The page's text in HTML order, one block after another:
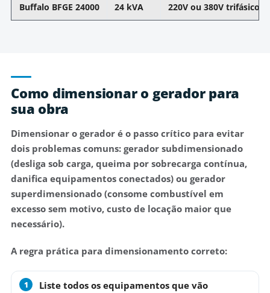
Buffalo BFGE 24000 24 kVA 220V ou 380V trifásico
Como dimensionar o gerador para
sua obra
Dimensionar o gerador é o passo crítico para evitar
dois problemas comuns: gerador subdimensionado
(desliga sob carga, queima por sobrecarga contínua,
danifica equipamentos conectados) ou gerador
superdimensionado (consome combustível em
excesso sem motivo, custo de locação maior que
necessário).
A regra prática para dimensionamento correto:
Liste todos os equipamentos que vão